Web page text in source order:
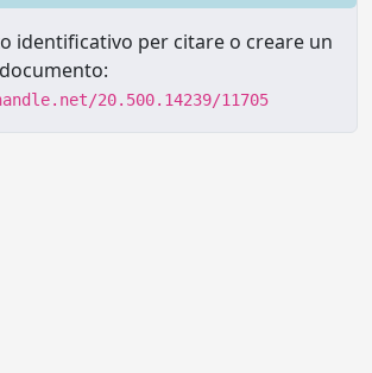
identificativo per citare o creare un
20.500.14239/11705